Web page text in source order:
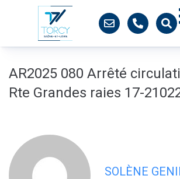
AR2025 080 Arrêté
Rte Grandes raies 17-
SOLÈNE